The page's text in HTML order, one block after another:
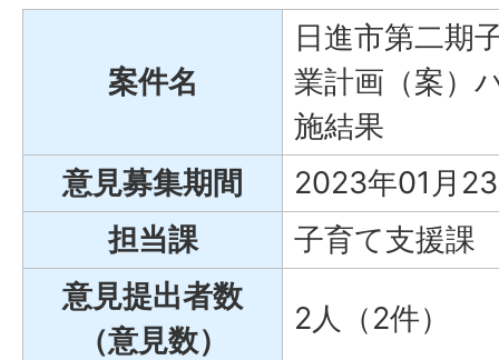
案件名
日進市第二期
業計画（案）
施結果
意見募集期間
2023年01月
担当課
子育て支援課
意見提出者数
（意見数）
2人（2件）